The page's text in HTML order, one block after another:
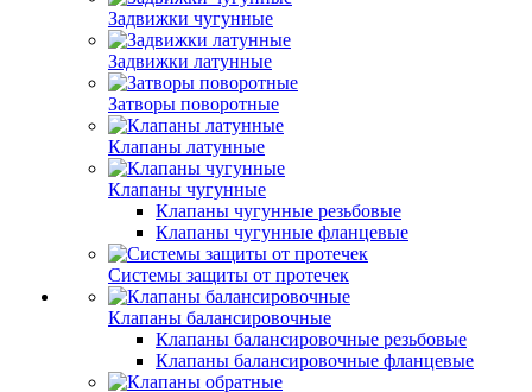
Задвижки чугунные
Задвижки латунные
Затворы поворотные
Клапаны латунные
Клапаны чугунные
Клапаны чугунные резьбовые
Клапаны чугунные фланцевые
Системы защиты от протечек
Клапаны балансировочные
Клапаны балансировочные резьбовые
Клапаны балансировочные фланцевые